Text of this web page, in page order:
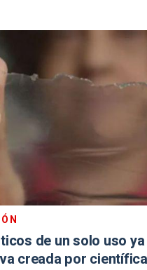
de un solo uso
creada por